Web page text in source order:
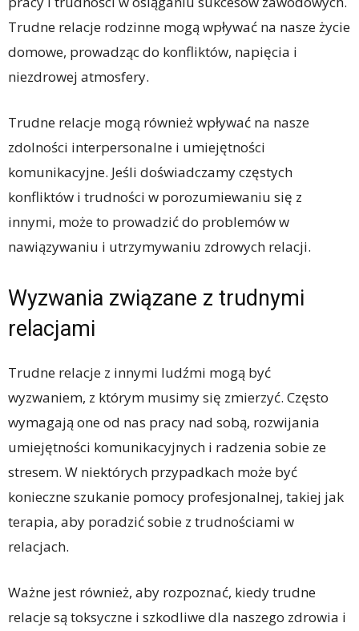
Trudne relacje rodzinne mogą wpływać na nasze życie
domowe, prowadząc do konfliktów, napięcia i
niezdrowej atmosfery.
Trudne relacje mogą również wpływać na nasze
zdolności interpersonalne i umiejętności
komunikacyjne. Jeśli doświadczamy częstych
konfliktów i trudności w porozumiewaniu się z
innymi, może to prowadzić do problemów w
nawiązywaniu i utrzymywaniu zdrowych relacji.
Wyzwania związane z trudnymi
relacjami
Trudne relacje z innymi ludźmi mogą być
wyzwaniem, z którym musimy się zmierzyć. Często
wymagają one od nas pracy nad sobą, rozwijania
umiejętności komunikacyjnych i radzenia sobie ze
stresem. W niektórych przypadkach może być
konieczne szukanie pomocy profesjonalnej, takiej jak
terapia, aby poradzić sobie z trudnościami w
relacjach.
Ważne jest również, aby rozpoznać, kiedy trudne
relacje są toksyczne i szkodliwe dla naszego zdrowia i